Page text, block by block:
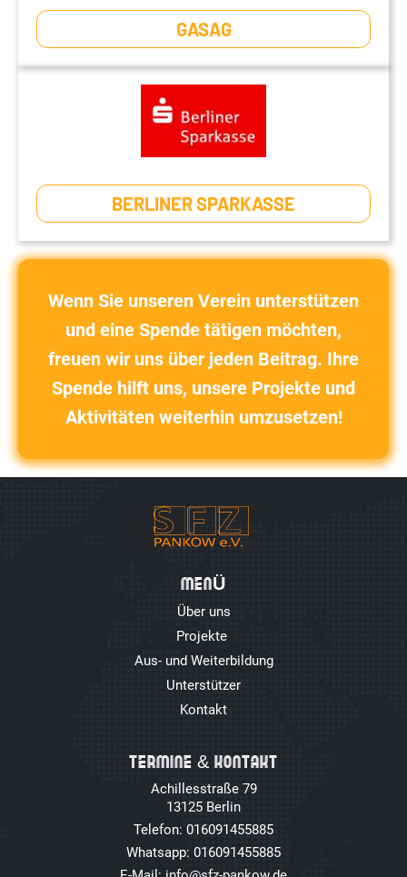
GASAG
BERLINER SPARKASSE
Wenn Sie unseren Verein unterstützen
und eine Spende tätigen möchten,
freuen wir uns über jeden Beitrag. Ihre
Spende hilft uns, unsere Projekte und
Aktivitäten weiterhin umzusetzen!
MENÜ
Über uns
Projekte
Aus- und Weiterbildung
Unterstützer
Kontakt
TERMINE & KONTAKT
Achillesstraße 79
13125 Berlin
Telefon: 016091455885
Whatsapp: 016091455885